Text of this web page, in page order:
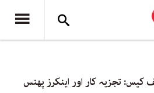
تجزیہ کار اور اینکرز پھنس